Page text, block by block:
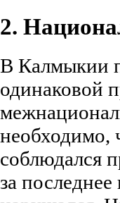
2.
В Калмыкии
одинаковой
необходимо,
соблюдался
за